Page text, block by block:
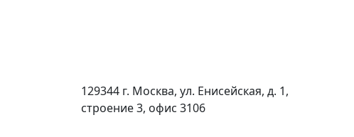
129344 г. Москва, ул. Енисейская, д. 1,
строение 3, офис 3106